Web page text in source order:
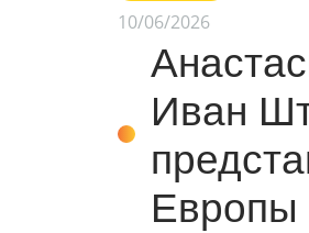
10/06/2026
Иван
Европы